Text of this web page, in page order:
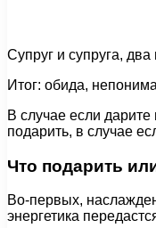
Супруг и супруга,
Итог: обида,
В случае если
подарить, в случае
Что подарить
Во-первых,
энергетика